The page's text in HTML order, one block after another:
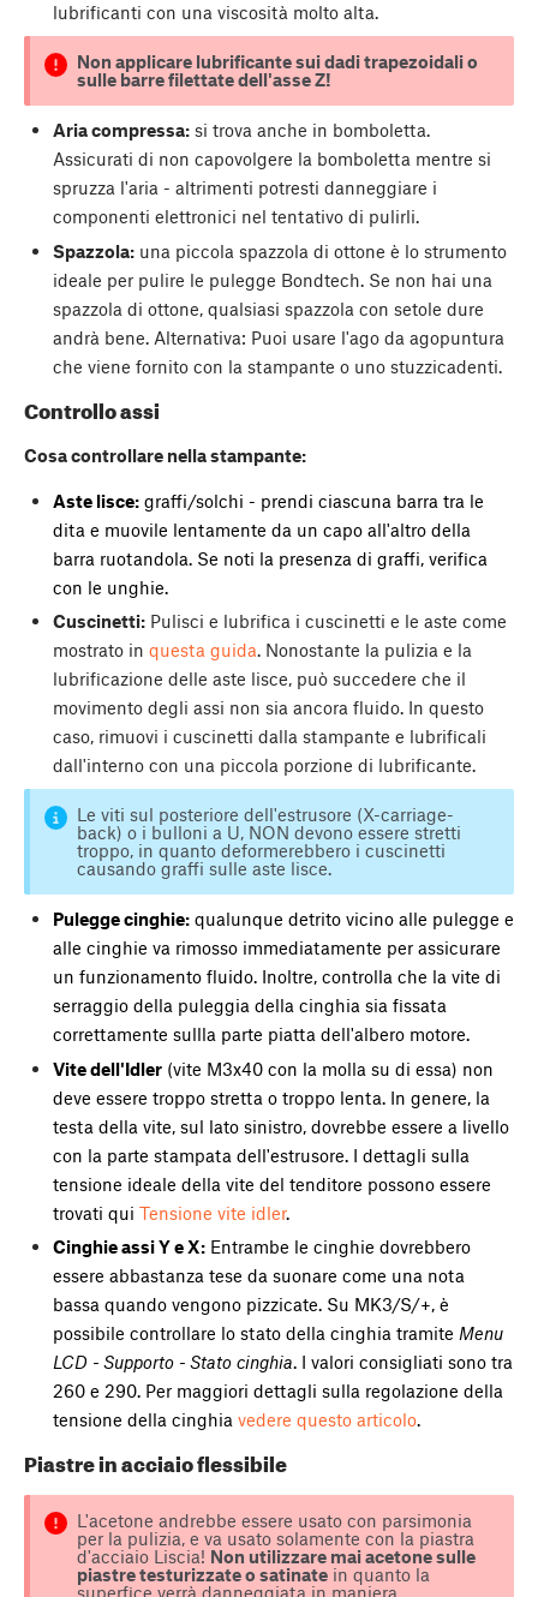
lubrificanti con una viscosità molto alta.
Non applicare lubrificante sui dadi trapezoidali o
sulle barre filettate dell'asse Z!
Aria compressa:si trova anche in bomboletta.
Assicurati di non capovolgere la bomboletta mentre si
spruzza l'aria - altrimenti potresti danneggiare i
componenti elettronici nel tentativo di pulirli.
Spazzola:una piccola spazzola di ottone è lo strumento
ideale per pulire le pulegge Bondtech. Se non hai una
spazzola di ottone, qualsiasi spazzola con setole dure
andrà bene. Alternativa: Puoi usare l'ago da agopuntura
che viene fornito con la stampante o uno stuzzicadenti.
Controllo assi
Cosa controllare nella stampante:
Aste lisce:graffi/solchi - prendi ciascuna barra tra le
dita e muovile lentamente da un capo all'altro della
barra ruotandola. Se noti la presenza di graffi, verifica
con le unghie.
Cuscinetti:Pulisci e lubrifica i cuscinetti e le aste come
mostrato in questa guida. Nonostante la pulizia e la
lubrificazione delle aste lisce, può succedere che il
movimento degli assi non sia ancora fluido. In questo
caso, rimuovi i cuscinetti dalla stampante e lubrificali
dall'interno con una piccola porzione di lubrificante.
Le viti sul posteriore dell'estrusore (X-carriage-
back) o i bulloni a U, NON devono essere stretti
troppo, in quanto deformerebbero i cuscinetti
causando graffi sulle aste lisce.
Pulegge cinghie:qualunque detrito vicino alle pulegge e
alle cinghie va rimosso immediatamente per assicurare
un funzionamento fluido. Inoltre, controlla che la vite di
serraggio della puleggia della cinghia sia fissata
correttamente sullla parte piatta dell'albero motore.
Vite dell'Idler(vite M3x40 con la molla su di essa) non
deve essere troppo stretta o troppo lenta. In genere, la
testa della vite, sul lato sinistro, dovrebbe essere a livello
con la parte stampata dell'estrusore. I dettagli sulla
tensione ideale della vite del tenditore possono essere
trovati qui Tensione vite idler.
Cinghie assi Y e X:Entrambe le cinghie dovrebbero
essere abbastanza tese da suonare come una nota
bassa quando vengono pizzicate. Su MK3/S/+, è
possibile controllare lo stato della cinghia tramite Menu
LCD - Supporto - Stato cinghia. I valori consigliati sono tra
260 e 290. Per maggiori dettagli sulla regolazione della
tensione della cinghia vedere questo articolo.
Piastre in acciaio flessibile
L'acetone andrebbe essere usato con parsimonia
per la pulizia, e va usato solamente con la piastra
d'acciaio Liscia! Non utilizzare mai acetone sulle
piastre testurizzate o satinatein quanto la
superfice verrà danneggiata in maniera